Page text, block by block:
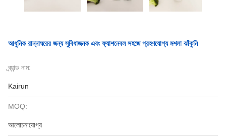
আধুনিক রান্নাঘরের জন্য সুবিধাজনক এবং ফ্যাশনেবল সহজে গ্রহণযোগ্য মশলা ঝাঁকুনি
ব্র্যান্ড নাম:
Kairun
MOQ:
আলোচনাযোগ্য